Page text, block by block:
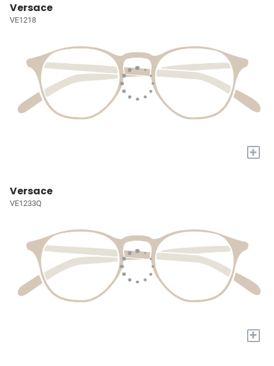
Versace
VE1218
+
Versace
VE1233Q
+